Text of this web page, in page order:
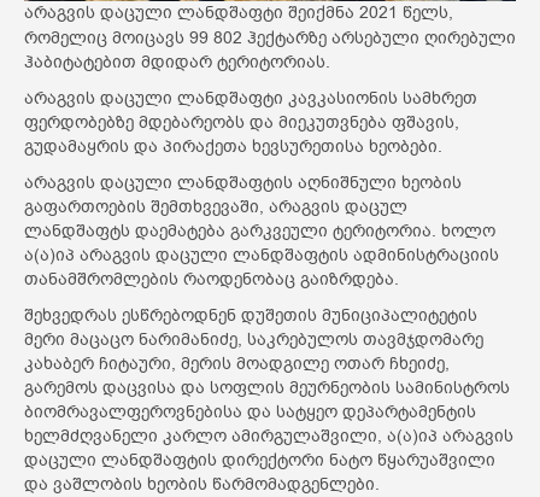
არაგვის დაცული ლანდშაფტი შეიქმნა 2021 წელს,
რომელიც მოიცავს 99 802 ჰექტარზე არსებული ღირებული
ჰაბიტატებით მდიდარ ტერიტორიას.
არაგვის დაცული ლანდშაფტი კავკასიონის სამხრეთ
ფერდობებზე მდებარეობს და მიეკუთვნება ფშავის,
გუდამაყრის და პირაქეთა ხევსურეთისა ხეობები.
არაგვის დაცული ლანდშაფტის აღნიშნული ხეობის
გაფართოების შემთხვევაში, არაგვის დაცულ
ლანდშაფტს დაემატება გარკვეული ტერიტორია. ხოლო
ა(ა)იპ არაგვის დაცული ლანდშაფტის ადმინისტრაციის
თანამშრომლების რაოდენობაც გაიზრდება.
შეხვედრას ესწრებოდნენ დუშეთის მუნიციპალიტეტის
მერი მაცაცო ნარიმანიძე, საკრებულოს თავმჯდომარე
კახაბერ ჩიტაური, მერის მოადგილე ოთარ ჩხეიძე,
გარემოს დაცვისა და სოფლის მეურნეობის სამინისტროს
ბიომრავალფეროვნებისა და სატყეო დეპარტამენტის
ხელმძღვანელი კარლო ამირგულაშვილი, ა(ა)იპ არაგვის
დაცული ლანდშაფტის დირექტორი ნატო წყარუაშვილი
და ვაშლობის ხეობის წარმომადგენლები.